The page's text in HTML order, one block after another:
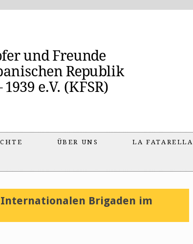
ÜBER UNS LA FATARELLA
Brigaden im